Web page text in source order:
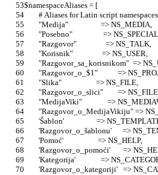
$namespaceAliases = [
	# Aliases for Latin script namespaces
	"Medija"                  => NS_MEDIA,
"Posebno"                 =>
	"Razgovor"                => NS_TALK,
	"Korisnik"                => NS_USER,
"Razgovor_sa_korisnikom"  =>
"Razgovor_o_$1"           =>
	"Slika"                   => NS_FILE,
"Razgovor_o_slici"        =>
"MedijaViki"              =>
"Razgovor_o_MedijaVikiju" =>
'Šablon'                  =>
'Razgovor_o_šablonu'      =>
	'Pomoć'                   => NS_HELP,
'Razgovor_o_pomoći'       =>
'Kategorija'              =>
'Razgovor_o_kategoriji'   =>